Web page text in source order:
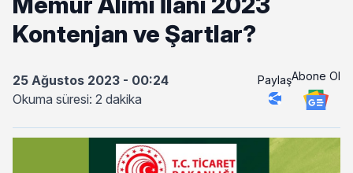
Kontenjan ve Şartlar?
25 Ağustos 2023 - 00:24
Okuma süresi: 2 dakika
PaylaşAbone Ol